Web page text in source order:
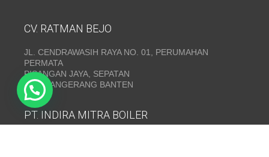
CV. RATMAN BEJO
JL. CENDRAWASIH RAYA NO. 01, PERUMAHAN
PERMATA
PISANGAN JAYA, SEPATAN
KAB. TANGERANG BANTEN
PT. INDIRA MITRA BOILER